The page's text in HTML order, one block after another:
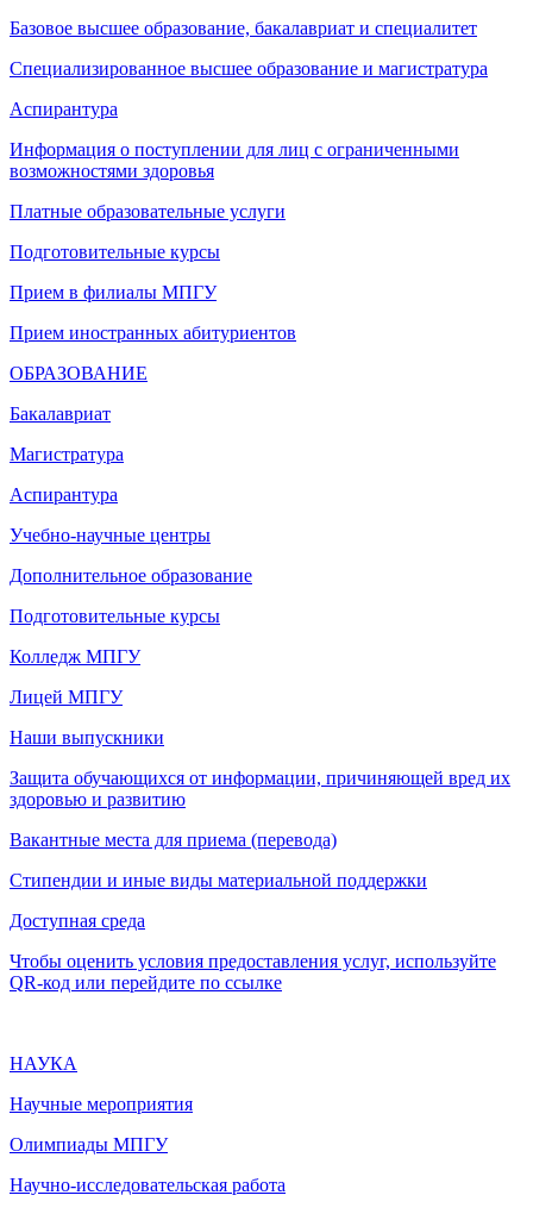
Базовое высшее образование, бакалавриат и специалитет
Специализированное высшее образование и магистратура
Аспирантура
Информация о поступлении для лиц с ограниченными
возможностями здоровья
Платные образовательные услуги
Подготовительные курсы
Прием в филиалы МПГУ
Прием иностранных абитуриентов
ОБРАЗОВАНИЕ
Бакалавриат
Магистратура
Аспирантура
Учебно-научные центры
Дополнительное образование
Подготовительные курсы
Колледж МПГУ
Лицей МПГУ
Наши выпускники
Защита обучающихся от информации, причиняющей вред их
здоровью и развитию
Вакантные места для приема (перевода)
Стипендии и иные виды материальной поддержки
Доступная среда
Чтобы оценить условия предоставления услуг, используйте
QR-код или перейдите по ссылке
НАУКА
Научные мероприятия
Олимпиады МПГУ
Научно-исследовательская работа